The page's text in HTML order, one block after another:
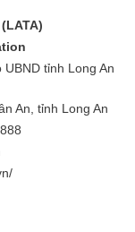
tỉnh Long An
An, tỉnh Long An